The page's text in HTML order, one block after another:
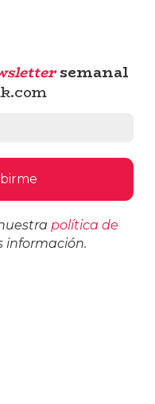
semanal
política de